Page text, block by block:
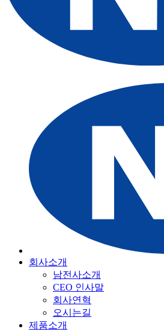
회사소개
남전사소개
CEO 인사말
회사연혁
오시는길
제품소개